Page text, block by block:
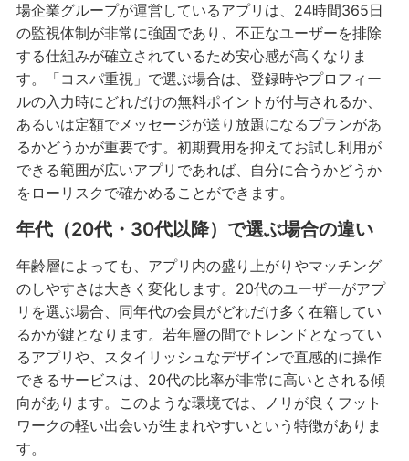
場企業グループが運営しているアプリは、24時間365日
の監視体制が非常に強固であり、不正なユーザーを排除
する仕組みが確立されているため安心感が高くなりま
す。「コスパ重視」で選ぶ場合は、登録時やプロフィー
ルの入力時にどれだけの無料ポイントが付与されるか、
あるいは定額でメッセージが送り放題になるプランがあ
るかどうかが重要です。初期費用を抑えてお試し利用が
できる範囲が広いアプリであれば、自分に合うかどうか
をローリスクで確かめることができます。
年代（20代・30代以降）で選ぶ場合の違い
年齢層によっても、アプリ内の盛り上がりやマッチング
のしやすさは大きく変化します。20代のユーザーがアプ
リを選ぶ場合、同年代の会員がどれだけ多く在籍してい
るかが鍵となります。若年層の間でトレンドとなってい
るアプリや、スタイリッシュなデザインで直感的に操作
できるサービスは、20代の比率が非常に高いとされる傾
向があります。このような環境では、ノリが良くフット
ワークの軽い出会いが生まれやすいという特徴がありま
す。